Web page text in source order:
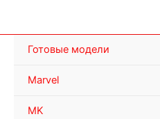
Готовые модели
Marvel
MK